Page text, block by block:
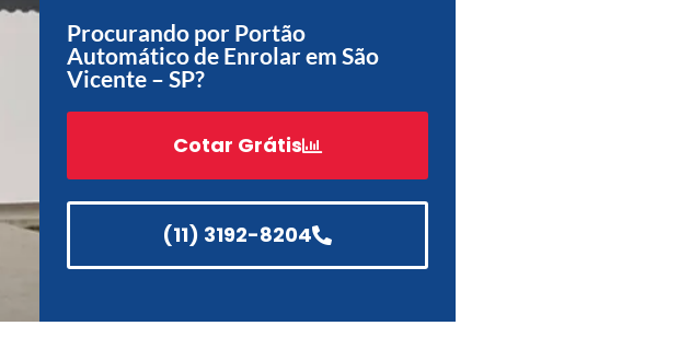
Procurando por Portão
Automático de Enrolar em São
Vicente – SP?
Cotar Grátis
(11) 3192-8204